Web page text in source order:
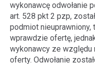
wykonawcę odwołanie
art. 528 pkt 2 pzp,
podmiot nieuprawniony,
wprawdzie ofertę,
wykonawcy ze względu
oferty. Odwołanie